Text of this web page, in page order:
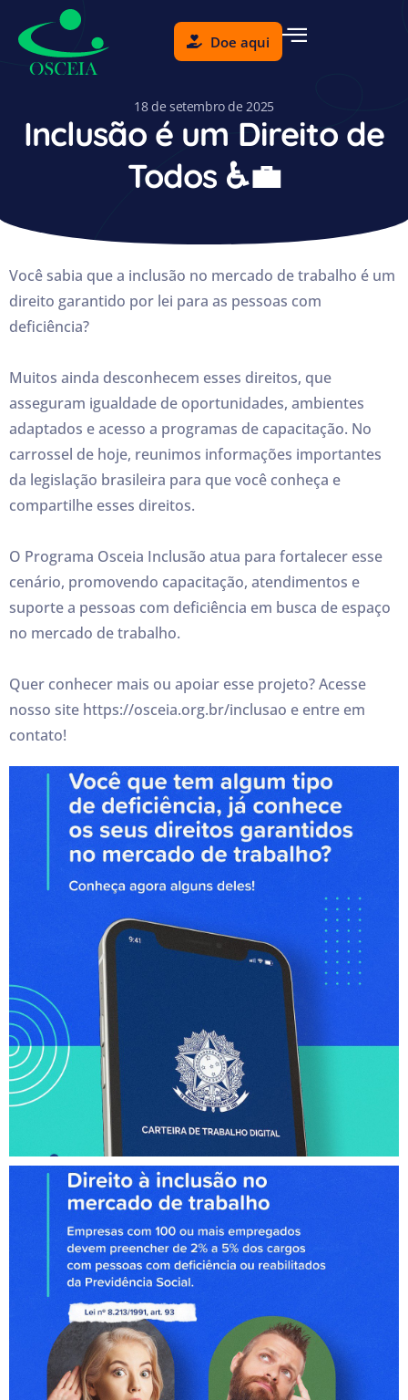
Doe aqui
18 de setembro de 2025
Inclusão é um Direito de
Todos ♿💼
Você sabia que a inclusão no mercado de trabalho é um
direito garantido por lei para as pessoas com
deficiência?
Muitos ainda desconhecem esses direitos, que
asseguram igualdade de oportunidades, ambientes
adaptados e acesso a programas de capacitação. No
carrossel de hoje, reunimos informações importantes
da legislação brasileira para que você conheça e
compartilhe esses direitos.
O Programa Osceia Inclusão atua para fortalecer esse
cenário, promovendo capacitação, atendimentos e
suporte a pessoas com deficiência em busca de espaço
no mercado de trabalho.
Quer conhecer mais ou apoiar esse projeto? Acesse
nosso site https://osceia.org.br/inclusao e entre em
contato!